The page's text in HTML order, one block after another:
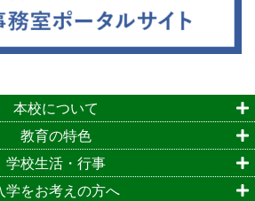
本校について
教育の特色
学校生活・行事
学をお考えの方へ